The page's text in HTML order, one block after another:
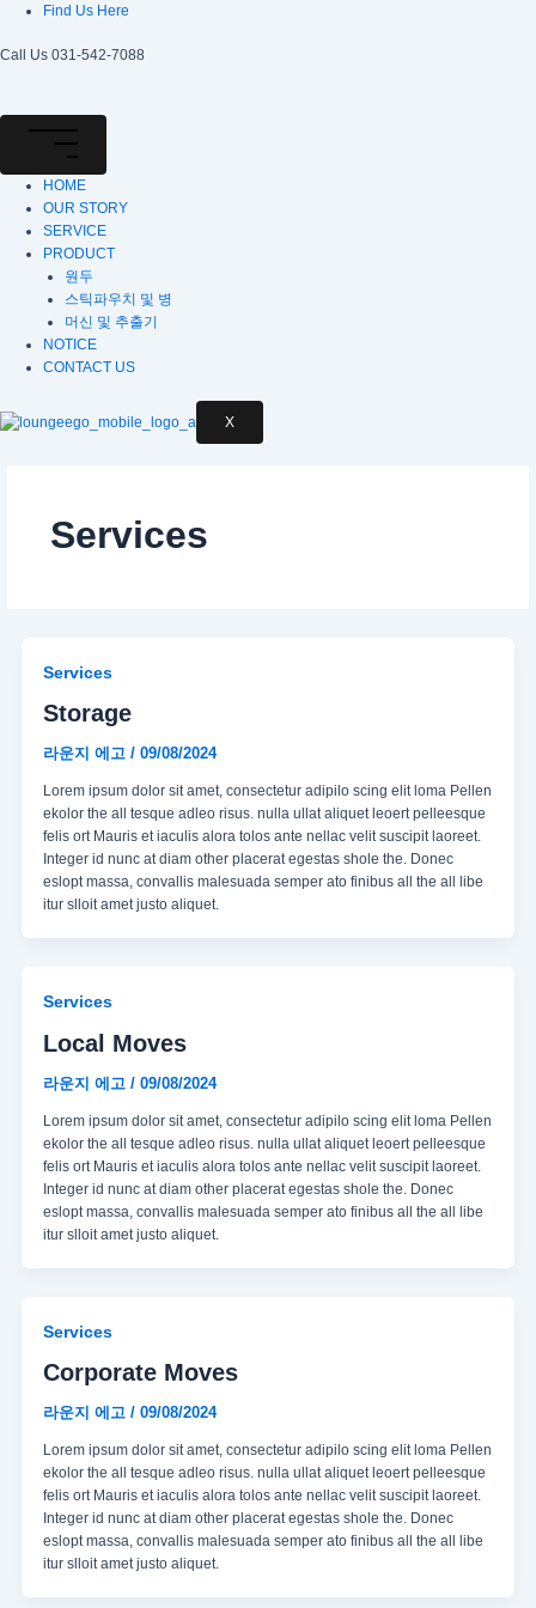
츠
너
기
Find Us Here
Call Us 031-542-7088
HOME
OUR STORY
SERVICE
PRODUCT
원두
스틱파우치 및 병
머신 및 추출기
NOTICE
CONTACT US
X
Services
Services
Storage
라운지 에고/09/08/2024
Lorem ipsum dolor sit amet, consectetur adipilo scing elit loma Pellen
ekolor the all tesque adleo risus. nulla ullat aliquet leoert pelleesque
felis ort Mauris et iaculis alora tolos ante nellac velit suscipit laoreet.
Integer id nunc at diam other placerat egestas shole the. Donec
eslopt massa, convallis malesuada semper ato finibus all the all libe
itur slloit amet justo aliquet.
Services
Local Moves
라운지 에고/09/08/2024
Lorem ipsum dolor sit amet, consectetur adipilo scing elit loma Pellen
ekolor the all tesque adleo risus. nulla ullat aliquet leoert pelleesque
felis ort Mauris et iaculis alora tolos ante nellac velit suscipit laoreet.
Integer id nunc at diam other placerat egestas shole the. Donec
eslopt massa, convallis malesuada semper ato finibus all the all libe
itur slloit amet justo aliquet.
Services
Corporate Moves
라운지 에고/09/08/2024
Lorem ipsum dolor sit amet, consectetur adipilo scing elit loma Pellen
ekolor the all tesque adleo risus. nulla ullat aliquet leoert pelleesque
felis ort Mauris et iaculis alora tolos ante nellac velit suscipit laoreet.
Integer id nunc at diam other placerat egestas shole the. Donec
eslopt massa, convallis malesuada semper ato finibus all the all libe
itur slloit amet justo aliquet.